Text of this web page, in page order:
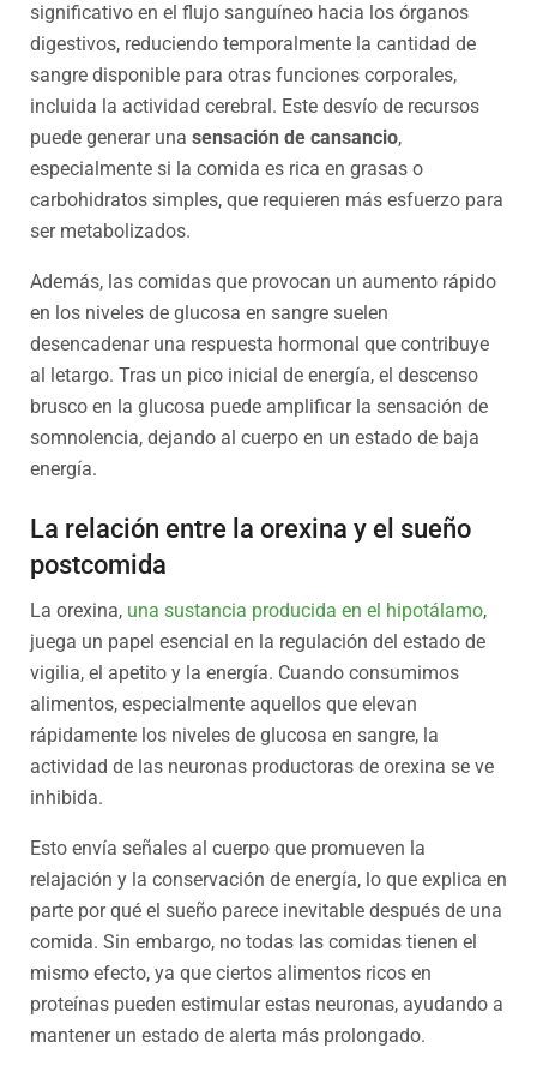
significativo en el flujo sanguíneo hacia los órganos
digestivos, reduciendo temporalmente la cantidad de
sangre disponible para otras funciones corporales,
incluida la actividad cerebral. Este desvío de recursos
puede generar una sensación de cansancio,
especialmente si la comida es rica en grasas o
carbohidratos simples, que requieren más esfuerzo para
ser metabolizados.
Además, las comidas que provocan un aumento rápido
en los niveles de glucosa en sangre suelen
desencadenar una respuesta hormonal que contribuye
al letargo. Tras un pico inicial de energía, el descenso
brusco en la glucosa puede amplificar la sensación de
somnolencia, dejando al cuerpo en un estado de baja
energía.
La relación entre la orexina y el sueño
postcomida
La orexina, una sustancia producida en el hipotálamo,
juega un papel esencial en la regulación del estado de
vigilia, el apetito y la energía. Cuando consumimos
alimentos, especialmente aquellos que elevan
rápidamente los niveles de glucosa en sangre, la
actividad de las neuronas productoras de orexina se ve
inhibida.
Esto envía señales al cuerpo que promueven la
relajación y la conservación de energía, lo que explica en
parte por qué el sueño parece inevitable después de una
comida. Sin embargo, no todas las comidas tienen el
mismo efecto, ya que ciertos alimentos ricos en
proteínas pueden estimular estas neuronas, ayudando a
mantener un estado de alerta más prolongado.